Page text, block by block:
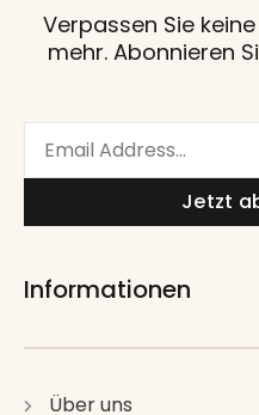
Verpassen Sie
mehr. Abonnieren
Jetzt
Informationen
Über uns